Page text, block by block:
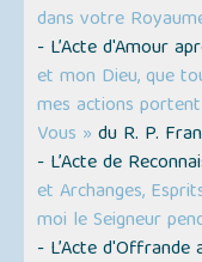
dans votre
- L’Acte d'Amour
et mon Dieu, que
mes actions
Vous » du R. P.
- L’Acte de
et Archanges,
moi le Seigneur
- L’Acte d'Offrande